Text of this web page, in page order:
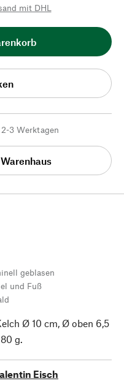
mit DHL
3 Werktagen
geblasen
und Fuß
Ø 10 cm, Ø oben 6,5
g.
Eisch